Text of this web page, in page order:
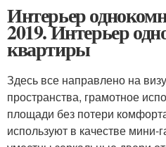
Интерьер
2019. Интерьер
квартиры
Здесь все направлено на
пространства, грамотное
площади без потери
используют в качестве мини-